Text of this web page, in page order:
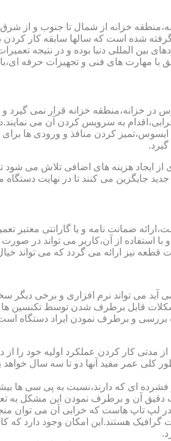
خزانه از شمال تا جنوب و از
شده است که سالها سابقه کار کردن
بین المللی دنیا بوده و در
با مهارت های فنی و تجهیزات حرفه
در خزانه،منطقه خزانه قرار نمی
خرابی،اقدام به سرویس کردن آن می
کردن منافذ و ورودی ها برای
هزینه های اضافی تلاش می شود
جایگزین می کنند تا در نهایت دستگاه
با استفاده از آن،کاربر می تواند در
قطعه نیز ارائه می گردد که می تواند
آید می تواند نرم افزاری و برخی
قابل برطرف شدن توسط تکنسین
بررسی و برطرف نمودن ایراد
کار کردن عملکرد اولیه خود را از
طور کلی عمر مفید آنها دو تا سه سال
ای که دارند،نسبت به پی سی ها
آن و برطرف نمودن این مشکل به
لپ تاپ هاست که خرابی آن می توان
هستند.این امکان وجود دارد که